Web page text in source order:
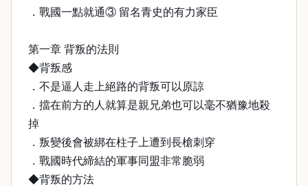
．戰國一點就通③ 留名青史的有力家臣
第一章 背叛的法則
◆背叛感
．不是逼人走上絕路的背叛可以原諒
．擋在前方的人就算是親兄弟也可以毫不猶豫地殺
掉
．叛變後會被綁在柱子上遭到長槍刺穿
．戰國時代締結的軍事同盟非常脆弱
◆背叛的方法